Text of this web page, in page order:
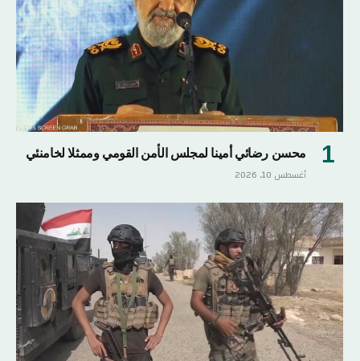
محسن رضائي أمينا لمجلس الأمن القومي وممثلا لخامنئي
أغسطس 10, 2026